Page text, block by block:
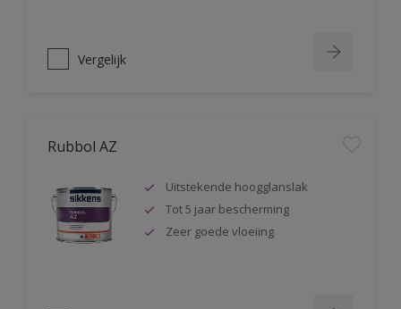
Vergelijk
Rubbol AZ
Uitstekende hoogglanslak
Tot 5 jaar bescherming
Zeer goede vloeiing